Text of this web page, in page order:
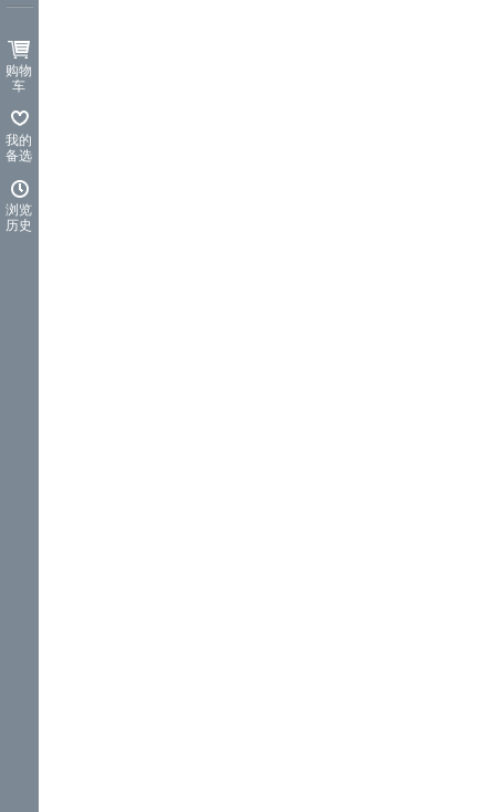
购物
车
我的
备选
浏览
历史